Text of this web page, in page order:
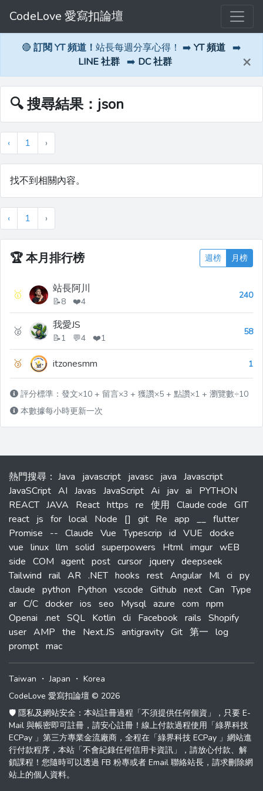
CodeLove 愛寫扣論壇
🔴 訂閱 YT 頻道！ 站長每週分享心得！ ➡️ YT 頻道 ➡️
LINE 社群 ➡️ DC 社群 ×
🔍 搜尋結果：json
‹ 1 ›
找不到相關內容。
‹ 1 ›
🏆本月排行榜 週榜 月榜
🥇 站長阿川
📝8 ❤️4
240
🥈 我愛JS
📝1 💬4 ❤️1
58
🥉 itzonesmm 1
評分標準：發文×10 + 留言×3 + 獲讚×5 + 點讚×1 + 瀏覽數÷10
本數據每小時更新一次
熱門搜尋 ： Java javascript javasc java Javascript
JavaSCript AI Javas JavaScript Ai jav ai
PYTHON
REACT JAVA React https re 使用 Claude code GIT
react js for local Node [] git Re app __ flutter
Promise
-- Claude Vue Typescrip id VUE docke
vue linux llm solid superpowers Html imgur wEB
side COM agent post cursor jquery deepseek
Tailwind rail AR .NET hooks rest Angular Ml ci py
claude python Python vscode Github next Can Type
ar C/C docker ios seo Mysql azure com npm
Openai .net SQL Kotlin cli Facebook rails Shopify
user AMP the Next.JS antigravity Git 第一 log
prompt mac
Taiwan ・Japan ・ Korea
CodeLove 愛寫扣論壇 © 2026
🛡️ 隱私及網站安全：本站註冊過程「不須提供任何個資」，只要 E-
Mail 與帳密即可註冊，請安心註冊！線上付款過程使用「綠界科技
ECPay 」第三方專業金流廠商，全程在「綠界科技 ECPay 」網站進
行付款程序，本站「不會紀錄任何信用卡資訊」，請放心付款、解
鎖課程！您隨時可以透過 FB 粉專或者 Email 聯絡站長，請求刪除網
站上的個人資料。